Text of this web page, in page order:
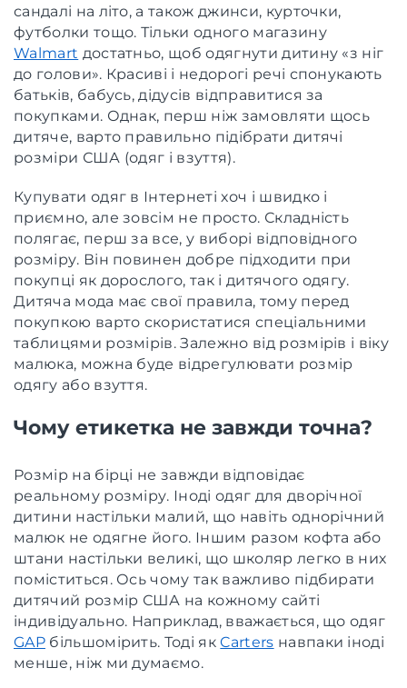
сандалі на літо, а також джинси, курточки,
футболки тощо. Тільки одного магазину
Walmart достатньо, щоб одягнути дитину «з ніг
до голови». Красиві і недорогі речі спонукають
батьків, бабусь, дідусів відправитися за
покупками. Однак, перш ніж замовляти щось
дитяче, варто правильно підібрати дитячі
розміри США (одяг і взуття).
Купувати одяг в Інтернеті хоч і швидко і
приємно, але зовсім не просто. Складність
полягає, перш за все, у виборі відповідного
розміру. Він повинен добре підходити при
покупці як дорослого, так і дитячого одягу.
Дитяча мода має свої правила, тому перед
покупкою варто скористатися спеціальними
таблицями розмірів. Залежно від розмірів і віку
малюка, можна буде відрегулювати розмір
одягу або взуття.
Чому етикетка не завжди точна?
Розмір на бірці не завжди відповідає
реальному розміру. Іноді одяг для дворічної
дитини настільки малий, що навіть однорічний
малюк не одягне його. Іншим разом кофта або
штани настільки великі, що школяр легко в них
поміститься. Ось чому так важливо підбирати
дитячий розмір США на кожному сайті
індивідуально. Наприклад, вважається, що одяг
GAPбільшомірить. Тоді якCarters навпаки іноді
менше, ніж ми думаємо.